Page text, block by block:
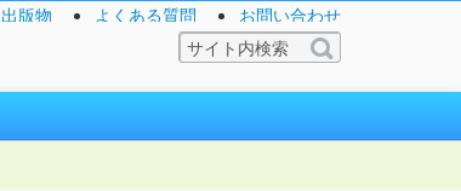
出版物 よくある質問 お問い合わせ